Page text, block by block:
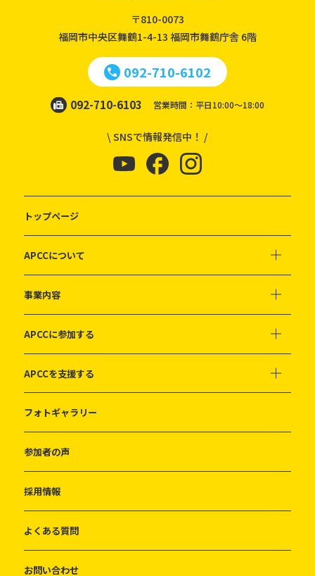
〒810-0073
福岡市中央区舞鶴1-4-13 福岡市舞鶴庁舎 6階
092-710-6102
092-710-6103 営業時間：平日10:00～18:00
\ SNSで情報発信中！ /
トップページ
APCCについて
事業内容
APCCに参加する
APCCを支援する
フォトギャラリー
参加者の声
採用情報
よくある質問
お問い合わせ